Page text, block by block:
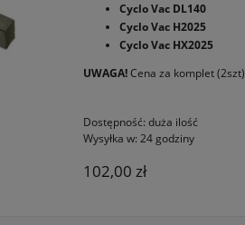
Cyclo Vac DL140
Cyclo Vac H2025
Cyclo Vac HX2025
UWAGA!Cena za komplet (2szt)
Dostępność: duża ilość
Wysyłka w: 24 godziny
102,00 zł